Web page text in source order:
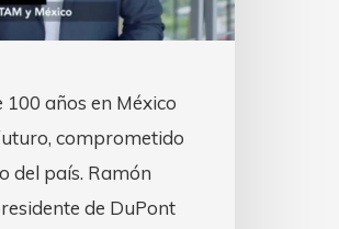
años en México
comprometido
del país. Ramón
de DuPont